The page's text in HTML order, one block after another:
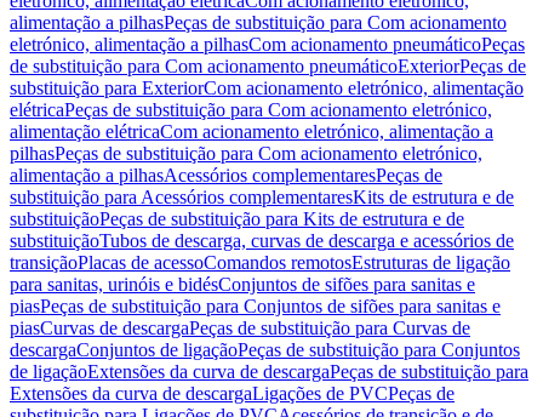
alimentação a pilhasPeças de substituição para Com acionamento
eletrónico, alimentação a pilhasCom acionamento pneumáticoPeças
de substituição para Com acionamento pneumáticoExteriorPeças de
substituição para ExteriorCom acionamento eletrónico, alimentação
elétricaPeças de substituição para Com acionamento eletrónico,
alimentação elétricaCom acionamento eletrónico, alimentação a
pilhasPeças de substituição para Com acionamento eletrónico,
alimentação a pilhasAcessórios complementaresPeças de
substituição para Acessórios complementaresKits de estrutura e de
substituiçãoPeças de substituição para Kits de estrutura e de
substituiçãoTubos de descarga, curvas de descarga e acessórios de
transiçãoPlacas de acessoComandos remotosEstruturas de ligação
para sanitas, urinóis e bidésConjuntos de sifões para sanitas e
piasPeças de substituição para Conjuntos de sifões para sanitas e
piasCurvas de descargaPeças de substituição para Curvas de
descargaConjuntos de ligaçãoPeças de substituição para Conjuntos
de ligaçãoExtensões da curva de descargaPeças de substituição para
Extensões da curva de descargaLigações de PVCPeças de